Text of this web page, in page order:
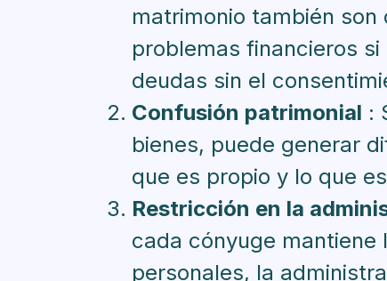
matrimonio también
problemas financieros
deudas sin el
Confusión patrimonial :
bienes, puede generar
que es propio y lo que
Restricción en la
cada cónyuge mantiene
personales, la